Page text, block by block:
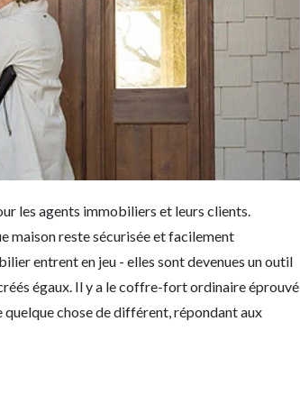
les agents immobiliers et leurs clients.
maison reste sécurisée et facilement
entrent en jeu - elles sont devenues un outil
égaux. Il y a le coffre-fort ordinaire éprouvé
chose de différent, répondant aux